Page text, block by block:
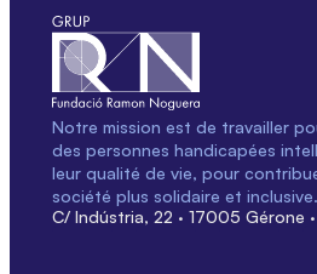
Notre mission est de travailler
des personnes handicapées
leur qualité de vie, pour
société plus solidaire et inclusive.
C/ Indústria, 22 · 17005 Gérone